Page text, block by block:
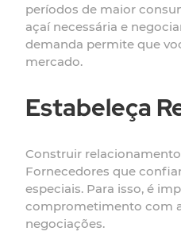
períodos de maior
açaí necessária e
demanda permite que
mercado.
Estabeleça
Construir
Fornecedores que
especiais. Para isso, é
comprometimento com
negociações.